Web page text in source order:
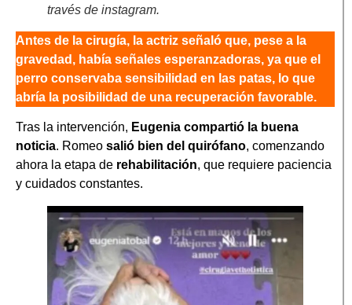
través de instagram.
Antes de la cirugía, la actriz señaló que, pese a la
gravedad, había señales esperanzadoras, ya que el
perro conservaba sensibilidad en las patas, lo que
abría la posibilidad de una recuperación favorable.
Tras la intervención, Eugenia compartió la buena
noticia. Romeo salió bien del quirófano, comenzando
ahora la etapa de rehabilitación, que requiere paciencia
y cuidados constantes.